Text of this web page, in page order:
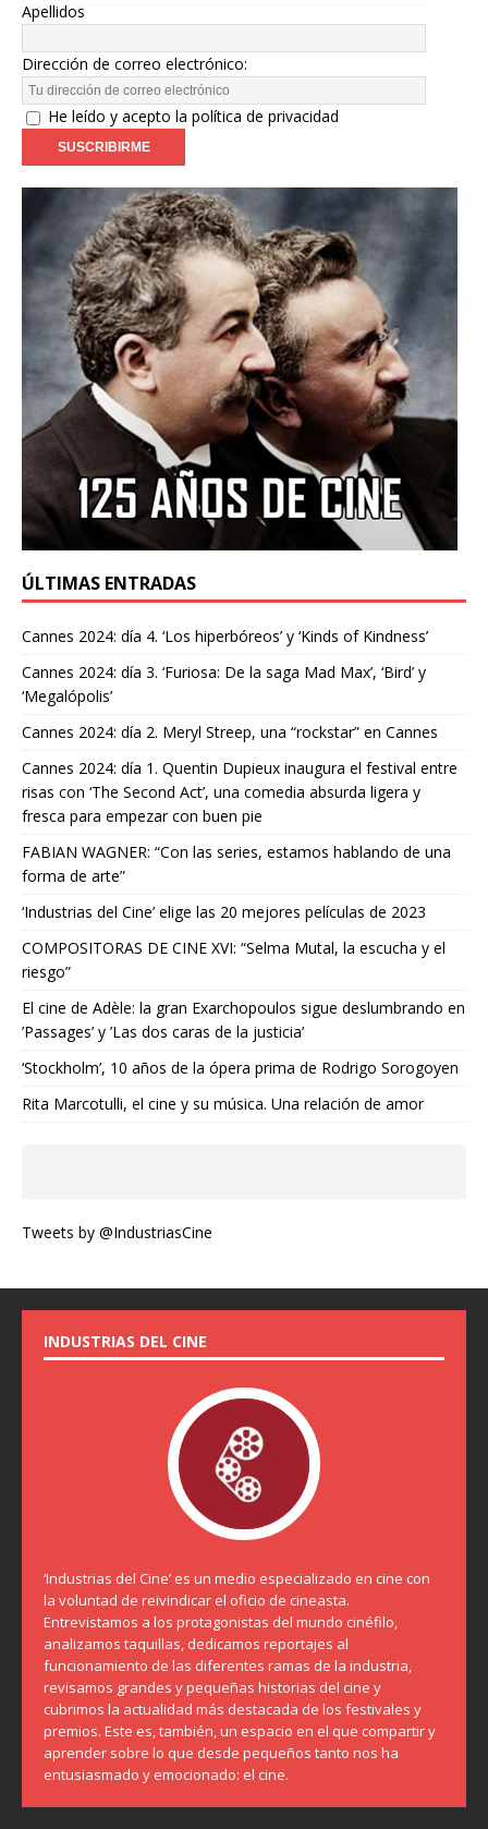
Apellidos
Dirección de correo electrónico:
He leído y acepto la política de privacidad
ÚLTIMAS ENTRADAS
Cannes 2024: día 4. ‘Los hiperbóreos’ y ‘Kinds of Kindness’
Cannes 2024: día 3. ‘Furiosa: De la saga Mad Max’, ‘Bird’ y
‘Megalópolis’
Cannes 2024: día 2. Meryl Streep, una “rockstar” en Cannes
Cannes 2024: día 1. Quentin Dupieux inaugura el festival entre
risas con ‘The Second Act’, una comedia absurda ligera y
fresca para empezar con buen pie
FABIAN WAGNER: “Con las series, estamos hablando de una
forma de arte”
‘Industrias del Cine’ elige las 20 mejores películas de 2023
COMPOSITORAS DE CINE XVI: “Selma Mutal, la escucha y el
riesgo”
El cine de Adèle: la gran Exarchopoulos sigue deslumbrando en
’Passages’ y ’Las dos caras de la justicia’
‘Stockholm’, 10 años de la ópera prima de Rodrigo Sorogoyen
Rita Marcotulli, el cine y su música. Una relación de amor
Tweets by @IndustriasCine
INDUSTRIAS DEL CINE
‘Industrias del Cine’ es un medio especializado en cine con
la voluntad de reivindicar el oficio de cineasta.
Entrevistamos a los protagonistas del mundo cinéfilo,
analizamos taquillas, dedicamos reportajes al
funcionamiento de las diferentes ramas de la industria,
revisamos grandes y pequeñas historias del cine y
cubrimos la actualidad más destacada de los festivales y
premios. Este es, también, un espacio en el que compartir y
aprender sobre lo que desde pequeños tanto nos ha
entusiasmado y emocionado: el cine.